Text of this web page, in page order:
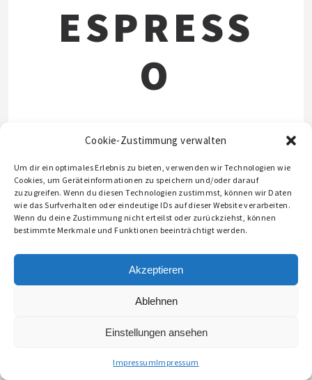
Cookie-Zustimmung verwalten
Um dir ein optimales Erlebnis zu bieten, verwenden wir Technologien wie
Cookies, um Geräteinformationen zu speichern und/oder darauf
zuzugreifen. Wenn du diesen Technologien zustimmst, können wir Daten
wie das Surfverhalten oder eindeutige IDs auf dieser Website verarbeiten.
Wenn du deine Zustimmung nicht erteilst oder zurückziehst, können
bestimmte Merkmale und Funktionen beeinträchtigt werden.
Akzeptieren
Ablehnen
Einstellungen ansehen
ImpressumImpressum
ESPRESS
O
Doppio1,80€
© 2026 STIFTLANDBURGER